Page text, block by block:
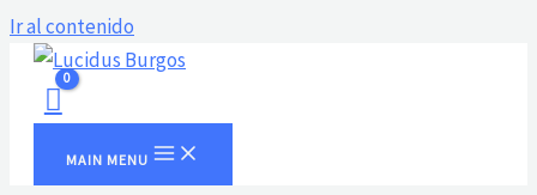
Ir al contenido
MAIN MENU